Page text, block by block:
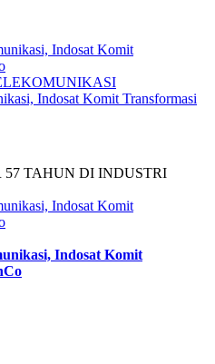
Indosat Komit Transformasi
57 TAHUN DI INDUSTRI
Indosat Komit